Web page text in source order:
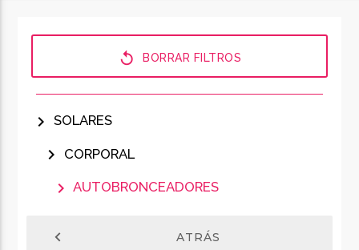
replay BORRAR FILTROS
chevron_right SOLARES
chevron_right CORPORAL
chevron_right AUTOBRONCEADORES
chevron_left ATRÁS